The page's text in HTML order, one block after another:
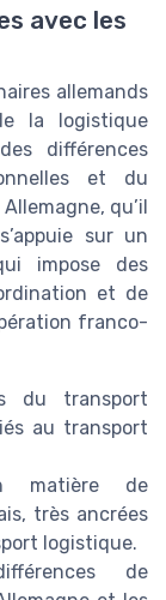
avec les
allemands
la logistique
différences
et du
qu’il
sur un
impose des
et de
franco-
du transport
au transport
matière de
très ancrées
logistique.
de